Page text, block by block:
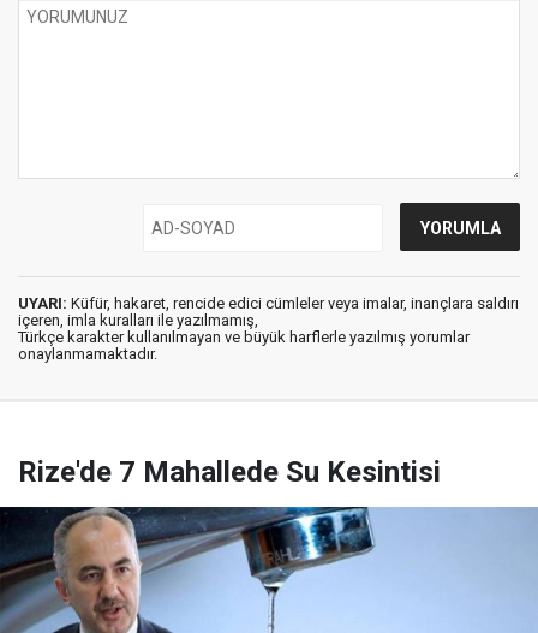
UYARI: Küfür, hakaret, rencide edici cümleler veya imalar, inançlara saldırı
içeren, imla kuralları ile yazılmamış,
Türkçe karakter kullanılmayan ve büyük harflerle yazılmış yorumlar
onaylanmamaktadır.
Rize'de 7 Mahallede Su Kesintisi